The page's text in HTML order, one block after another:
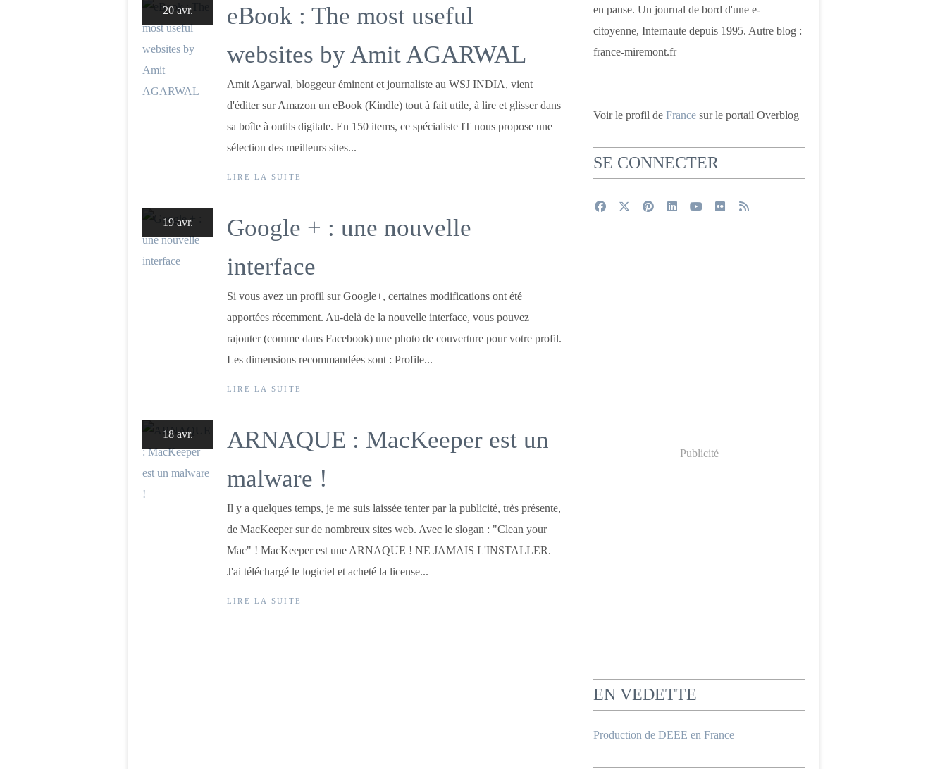
20 avr.
eBook : The most useful
websites by Amit AGARWAL
Amit Agarwal, bloggeur éminent et journaliste au WSJ INDIA, vient
d'éditer sur Amazon un eBook (Kindle) tout à fait utile, à lire et glisser dans
sa boîte à outils digitale. En 150 items, ce spécialiste IT nous propose une
sélection des meilleurs sites...
LIRE LA SUITE
19 avr.
Google + : une nouvelle
interface
Si vous avez un profil sur Google+, certaines modifications ont été
apportées récemment. Au-delà de la nouvelle interface, vous pouvez
rajouter (comme dans Facebook) une photo de couverture pour votre profil.
Les dimensions recommandées sont : Profile...
LIRE LA SUITE
18 avr.
ARNAQUE : MacKeeper est un
malware !
Il y a quelques temps, je me suis laissée tenter par la publicité, très présente,
de MacKeeper sur de nombreux sites web. Avec le slogan : "Clean your
Mac" ! MacKeeper est une ARNAQUE ! NE JAMAIS L'INSTALLER.
J'ai téléchargé le logiciel et acheté la license...
LIRE LA SUITE
en pause. Un journal de bord d'une e-
citoyenne, Internaute depuis 1995. Autre blog :
france-miremont.fr
Voir le profil de France sur le portail Overblog
SE CONNECTER
Publicité
EN VEDETTE
Production de DEEE en France